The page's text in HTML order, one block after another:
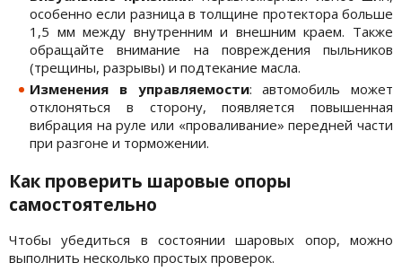
особенно если разница в толщине протектора больше
1,5 мм между внутренним и внешним краем. Также
обращайте внимание на повреждения пыльников
(трещины, разрывы) и подтекание масла.
Изменения в управляемости: автомобиль может
отклоняться в сторону, появляется повышенная
вибрация на руле или «проваливание» передней части
при разгоне и торможении.
Как проверить шаровые опоры
самостоятельно
Чтобы убедиться в состоянии шаровых опор, можно
выполнить несколько простых проверок.